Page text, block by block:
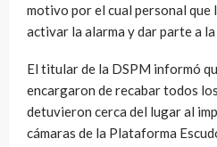
motivo por el cual personal que
activar la alarma y dar parte a
El titular de la DSPM informó
encargaron de recabar todos
detuvieron cerca del lugar al
cámaras de la Plataforma